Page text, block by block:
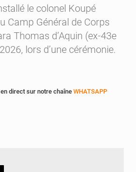
le colonel Koupé
Camp Général de Corps
Thomas d’Aquin (ex-43e
lors d’une cérémonie.
direct sur notre chaîne WHATSAPP